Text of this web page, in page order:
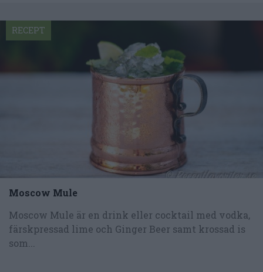
Moscow Mule
Moscow Mule är en drink eller cocktail med vodka,
färskpressad lime och Ginger Beer samt krossad is
som...
RECEPT